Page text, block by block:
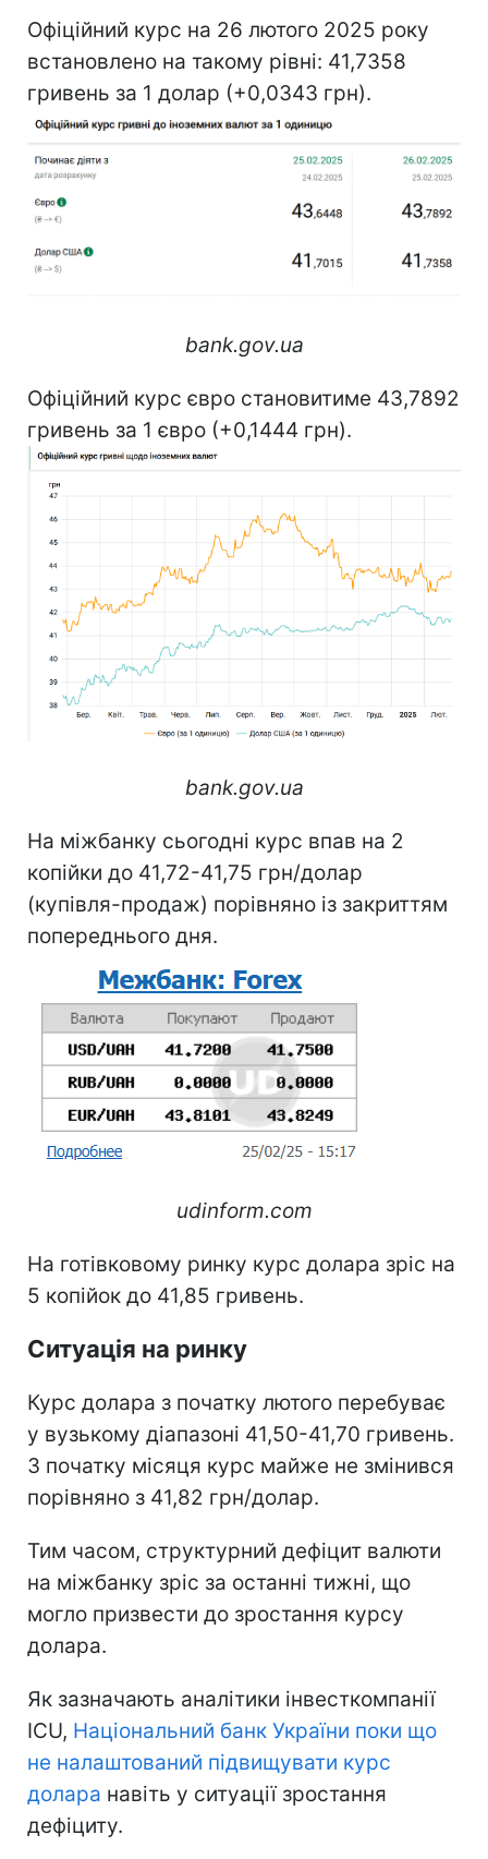
Офіційний курс на 26 лютого 2025 року
встановлено на такому рівні: 41,7358
гривень за 1 долар (+0,0343 грн).
bank.gov.ua
Офіційний курс євро становитиме 43,7892
гривень за 1 євро (+0,1444 грн).
bank.gov.ua
На міжбанку сьогодні курс впав на 2
копійки до 41,72-41,75 грн/долар
(купівля-продаж) порівняно із закриттям
попереднього дня.
udinform.com
На готівковому ринку курс долара зріс на
5 копійок до 41,85 гривень.
Ситуація на ринку
Курс долара з початку лютого перебуває
у вузькому діапазоні 41,50-41,70 гривень.
З початку місяця курс майже не змінився
порівняно з 41,82 грн/долар.
Тим часом, структурний дефіцит валюти
на міжбанку зріс за останні тижні, що
могло призвести до зростання курсу
долара.
Як зазначають аналітики інвесткомпанії
ICU, Національний банк України поки що
не налаштований підвищувати курс
долара навіть у ситуації зростання
дефіциту.